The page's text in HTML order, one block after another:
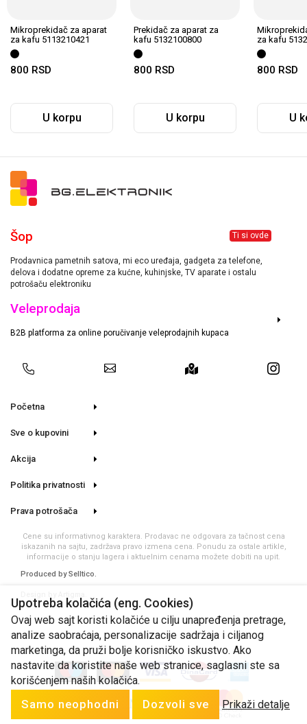
Mikroprekidač za aparat
za kafu 5113210421
800 RSD
U korpu
Prekidač za aparat za
kafu 5132100800
800 RSD
U korpu
za kafu
800 RSD
U
Ti si ovde
Šop
Prodavnica pametnih satova, mi eco uređaja, gadgeta za telefone,
delova i dodatne opreme za kućne, kuhinjske, TV aparate i ostalu
potrošaču elektroniku
Veleprodaja
B2B platforma za online poručivanje veleprodajnih kupaca
Početna
Sve o kupovini
Akcija
Politika privatnosti
Prava potrošača
Cene su informativnog karaktera. Prodavac ne odgovara za tačnost cena
iskazanih na sajtu, zadržava pravo izmena cena. Ponudu za ostale artikle,
informacije o stanju lagera i aktuelnim cenama možete dobiti na upit.
Produced bySelltico.
Upotreba kolačića (eng. Cookies)
Ovaj web sajt koristi kolačiće u cilju unapređenja pretrage,
analize saobraćaja, personalizacije sadržaja i ciljanog
marketinga, da pruži bolje korisničko iskustvo. Ako
nastavite da koristite naše web stranice, saglasni ste sa
korišćenjem naših kolačića.
Samo neophodni Dozvoli sve Prikaži detalje